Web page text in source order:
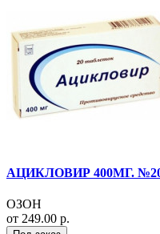
АЦИКЛОВИР 400МГ.
ОЗОН
от 249.00 р.